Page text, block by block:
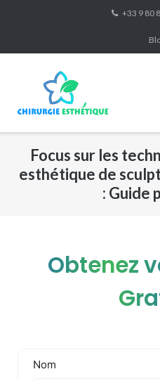
+33 9 80
Focus sur les
esthétique de
: Guide
Obtenez